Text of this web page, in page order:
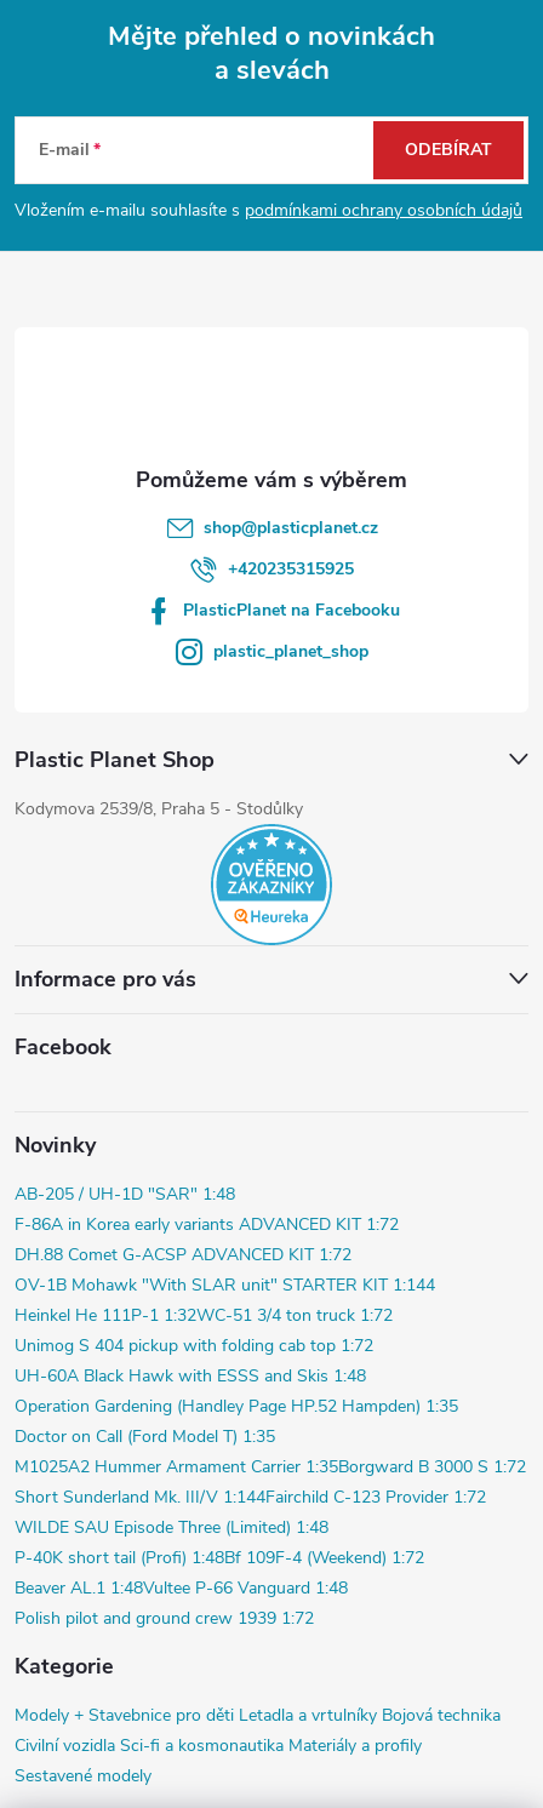
p
a
Mějte přehled o novinkách
a slevách
E-mail
Vložením e-mailu souhlasíte s podmínkami ochrany osobních údajů
ODEBÍRAT
shop@plasticplanet.cz
+420235315925
PlasticPlanet na Facebooku
plastic_planet_shop
Plastic Planet Shop
Kodymova 2539/8, Praha 5 - Stodůlky
Informace pro vás
Facebook
Novinky
AB-205 / UH-1D "SAR" 1:48
F-86A in Korea early variants ADVANCED KIT 1:72
DH.88 Comet G-ACSP ADVANCED KIT 1:72
OV-1B Mohawk "With SLAR unit" STARTER KIT 1:144
Heinkel He 111P-1 1:32WC-51 3/4 ton truck 1:72
Unimog S 404 pickup with folding cab top 1:72
UH-60A Black Hawk with ESSS and Skis 1:48
Operation Gardening (Handley Page HP.52 Hampden) 1:35
Doctor on Call (Ford Model T) 1:35
M1025A2 Hummer Armament Carrier 1:35Borgward B 3000 S 1:72
Short Sunderland Mk. III/V 1:144Fairchild C-123 Provider 1:72
WILDE SAU Episode Three (Limited) 1:48
P-40K short tail (Profi) 1:48Bf 109F-4 (Weekend) 1:72
Beaver AL.1 1:48Vultee P-66 Vanguard 1:48
Polish pilot and ground crew 1939 1:72
Kategorie
Modely + Stavebnice pro děti Letadla a vrtulníky Bojová technika
Civilní vozidla Sci-fi a kosmonautika Materiály a profily
Sestavené modely